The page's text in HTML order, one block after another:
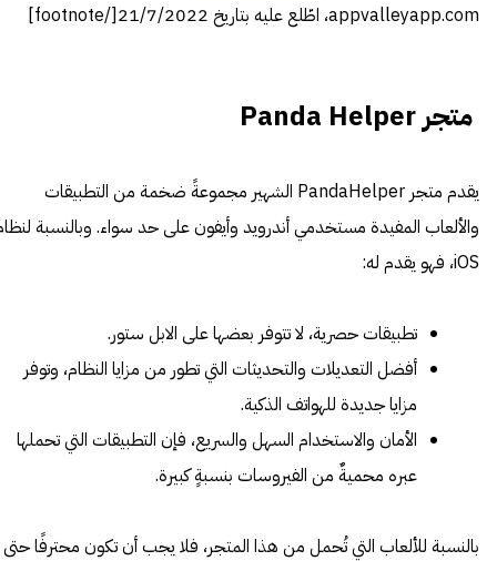
appvalleyapp.com، اطّلع عليه بتاريخ 21/7/2022[/footnote]
متجر Panda Helper
يقدم متجر PandaHelper الشهير مجموعةً ضخمة من التطبيقات
والألعاب المفيدة مستخدمي أندرويد وأيفون على حد سواء. وبالنسبة
iOS، فهو يقدم له:
تطبيقات حصرية، لا تتوفر بعضها على الابل ستور.
أفضل التعديلات والتحديثات التي تطور من مزايا النظام، وتوفر
مزايا جديدة للهواتف الذكية.
الأمان والاستخدام السهل والسريع، فإن التطبيقات التي تحملها
عبره محميةٌ من الفيروسات بنسبةٍ كبيرة.
بالنسبة للألعاب التي تُحمل من هذا المتجر، فلا يجب أن تكون محترفًا حتى